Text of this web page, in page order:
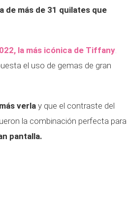
de más de 31 quilates que
la más icónica de Tiffany.
el uso de gemas de gran
verla y que el contraste del
la combinación perfecta para
pantalla.